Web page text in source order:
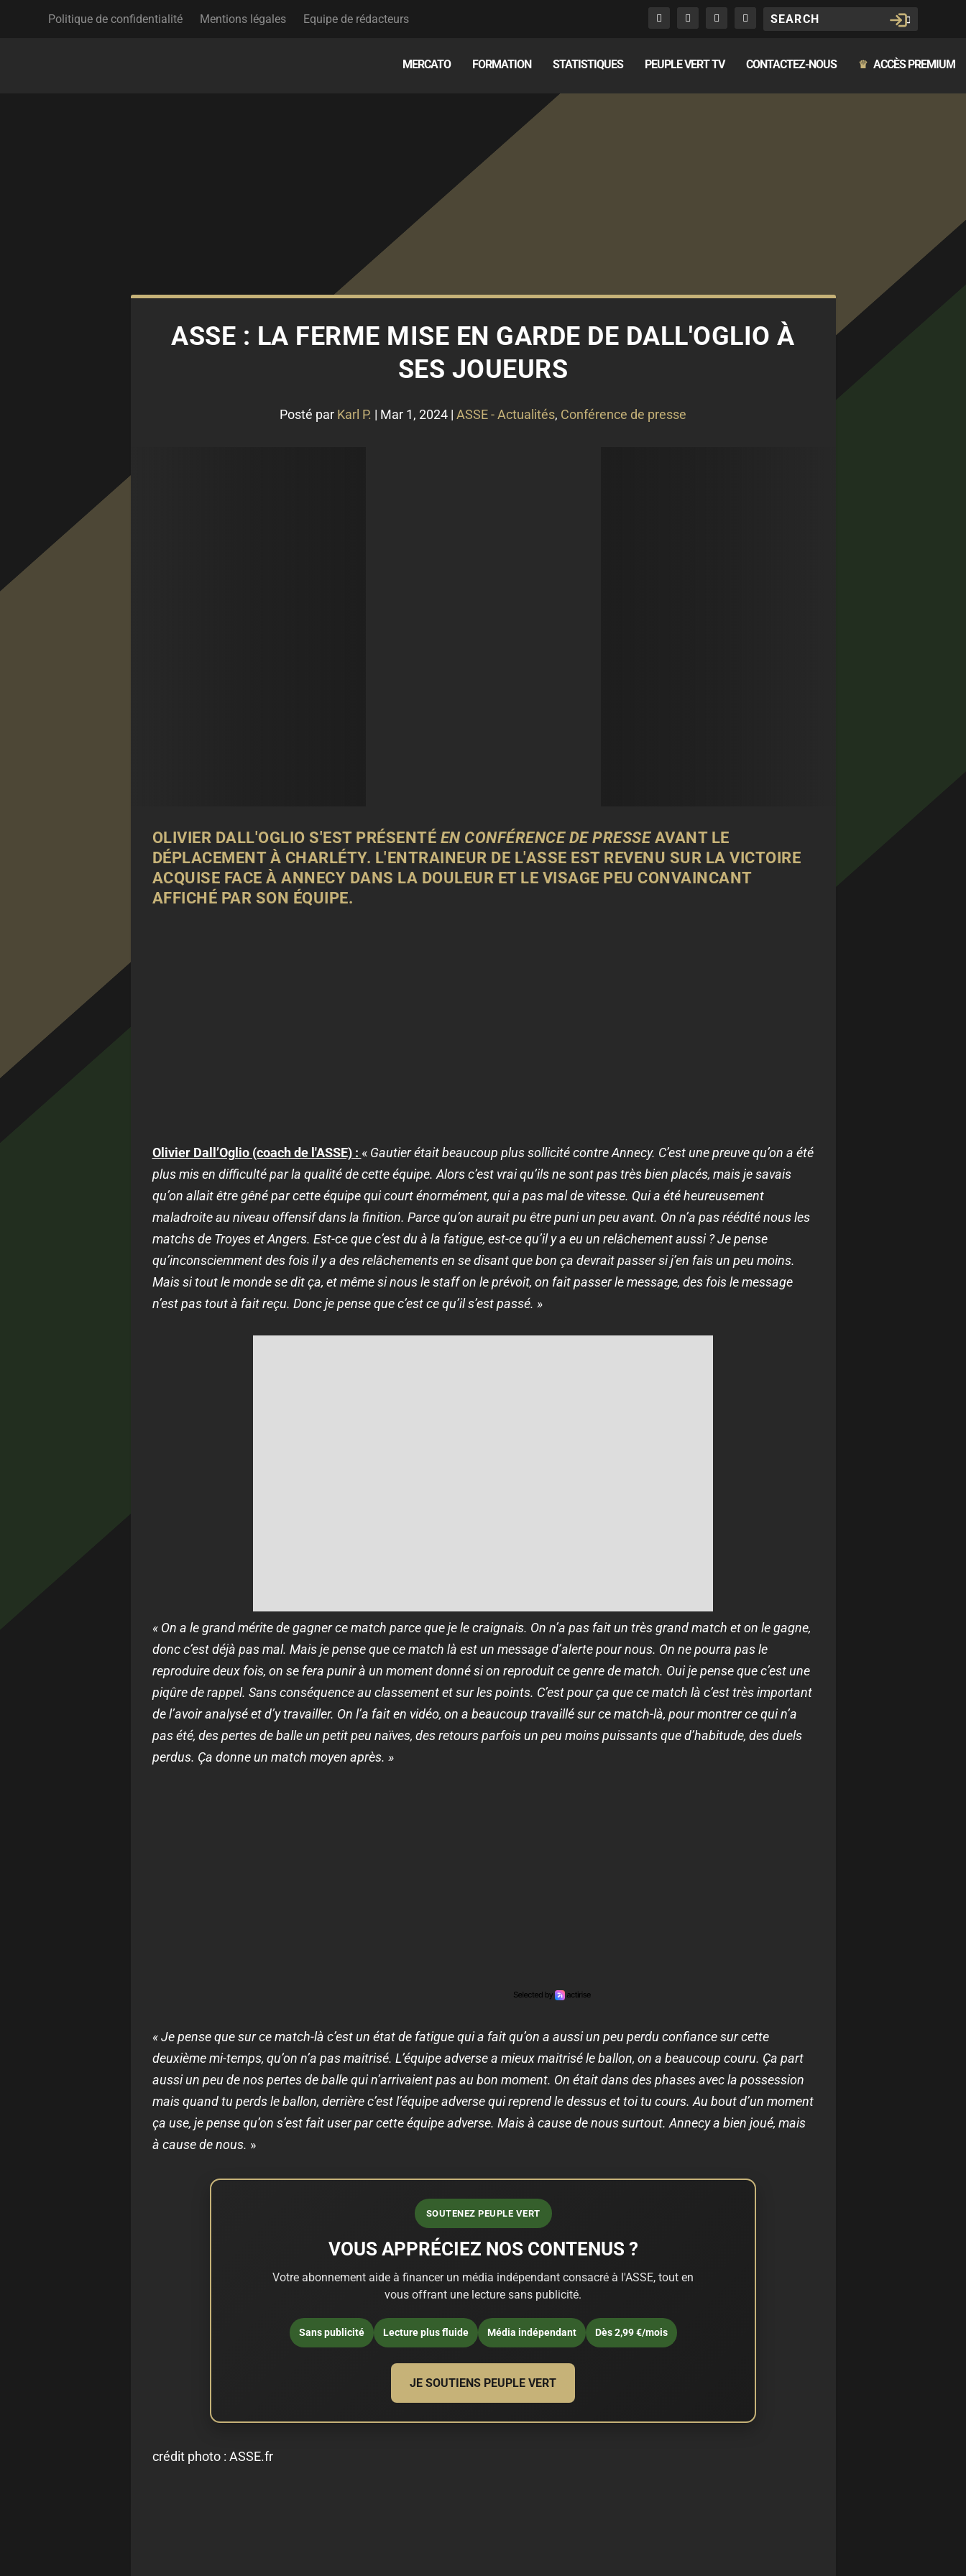
Politique de confidentialité Mentions légales Equipe de rédacteurs
MERCATO FORMATION STATISTIQUES PEUPLE VERT TV CONTACTEZ-NOUS ♛ ACCÈS PREMIUM
ASSE : LA FERME MISE EN GARDE DE DALL'OGLIO À
SES JOUEURS
Posté par Karl P. | Mar 1, 2024 | ASSE - Actualités, Conférence de presse
OLIVIER DALL'OGLIO S'EST PRÉSENTÉ EN CONFÉRENCE DE PRESSEAVANT LE
DÉPLACEMENT À CHARLÉTY. L'ENTRAINEUR DE L'ASSE EST REVENU SUR LA VICTOIRE
ACQUISE FACE À ANNECY DANS LA DOULEUR ET LE VISAGE PEU CONVAINCANT
AFFICHÉ PAR SON ÉQUIPE.
Olivier Dall’Oglio (coach de l'ASSE) : « Gautier était beaucoup plus sollicité contre Annecy. C’est une preuve qu’on a été
plus mis en difficulté par la qualité de cette équipe. Alors c’est vrai qu’ils ne sont pas très bien placés, mais je savais
qu’on allait être gêné par cette équipe qui court énormément, qui a pas mal de vitesse. Qui a été heureusement
maladroite au niveau offensif dans la finition. Parce qu’on aurait pu être puni un peu avant. On n’a pas réédité nous les
matchs de Troyes et Angers. Est-ce que c’est du à la fatigue, est-ce qu’il y a eu un relâchement aussi ? Je pense
qu’inconsciemment des fois il y a des relâchements en se disant que bon ça devrait passer si j’en fais un peu moins.
Mais si tout le monde se dit ça, et même si nous le staff on le prévoit, on fait passer le message, des fois le message
n’est pas tout à fait reçu. Donc je pense que c’est ce qu’il s’est passé. »
« On a le grand mérite de gagner ce match parce que je le craignais. On n’a pas fait un très grand match et on le gagne,
donc c’est déjà pas mal. Mais je pense que ce match là est un message d’alerte pour nous. On ne pourra pas le
reproduire deux fois, on se fera punir à un moment donné si on reproduit ce genre de match. Oui je pense que c’est une
piqûre de rappel. Sans conséquence au classement et sur les points. C’est pour ça que ce match là c’est très important
de l’avoir analysé et d’y travailler. On l’a fait en vidéo, on a beaucoup travaillé sur ce match-là, pour montrer ce qui n’a
pas été, des pertes de balle un petit peu naïves, des retours parfois un peu moins puissants que d’habitude, des duels
perdus. Ça donne un match moyen après. »
« Je pense que sur ce match-là c’est un état de fatigue qui a fait qu’on a aussi un peu perdu confiance sur cette
deuxième mi-temps, qu’on n’a pas maitrisé. L’équipe adverse a mieux maitrisé le ballon, on a beaucoup couru. Ça part
aussi un peu de nos pertes de balle qui n’arrivaient pas au bon moment. On était dans des phases avec la possession
mais quand tu perds le ballon, derrière c’est l’équipe adverse qui reprend le dessus et toi tu cours. Au bout d’un moment
ça use, je pense qu’on s’est fait user par cette équipe adverse. Mais à cause de nous surtout. Annecy a bien joué, mais
à cause de nous. »
SOUTENEZ PEUPLE VERT
VOUS APPRÉCIEZ NOS CONTENUS ?
Votre abonnement aide à financer un média indépendant consacré à l'ASSE, tout en
vous offrant une lecture sans publicité.
Sans publicité Lecture plus fluide Média indépendant Dès 2,99 €/mois
JE SOUTIENS PEUPLE VERT
crédit photo : ASSE.fr